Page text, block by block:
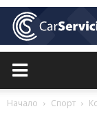
Начало Спорт